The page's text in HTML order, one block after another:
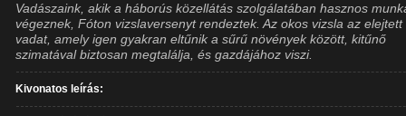
Vadászaink, akik a háborús közellátás szolgálatában hasznos
végeznek, Fóton vizslaversenyt rendeztek. Az okos vizsla az elejtett
vadat, amely igen gyakran eltűnik a sűrű növények között, kitűnő
szimatával biztosan megtalálja, és gazdájához viszi.
Kivonatos leírás: